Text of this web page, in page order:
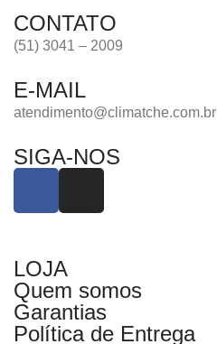
CONTATO
(51) 3041 – 2009
E-MAIL
atendimento@climatche.com.br
SIGA-NOS
LOJA
Quem somos
Garantias
Política de Entrega